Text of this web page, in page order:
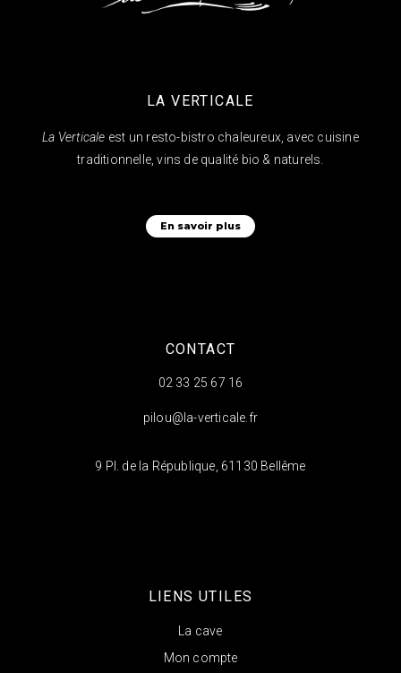
LA VERTICALE
La Verticale est un resto-bistro chaleureux, avec cuisine
traditionnelle, vins de qualité bio & naturels.
En savoir plus
CONTACT
02 33 25 67 16
pilou@la-verticale.fr
9 Pl. de la République, 61130 Bellême
LIENS UTILES
La cave
Mon compte